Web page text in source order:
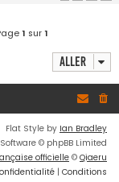
1 sur1
Aller
Flat Style by Ian Bradley
© phpBB Limited
officielle© Qiaeru
| Conditions